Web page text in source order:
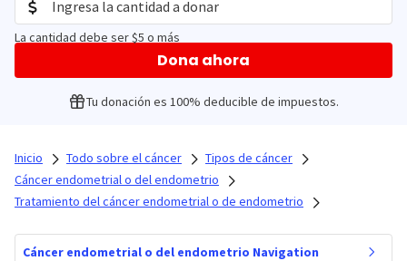
La cantidad debe ser $5 o más
Dona ahora
Tu donación es 100% deducible de impuestos.
Inicio Todo sobre el cáncer
Tipos de cáncer
Cáncer endometrial o del endometrio
Tratamiento del cáncer endometrial o de endometrio
Cáncer endometrial o del endometrio Navigation